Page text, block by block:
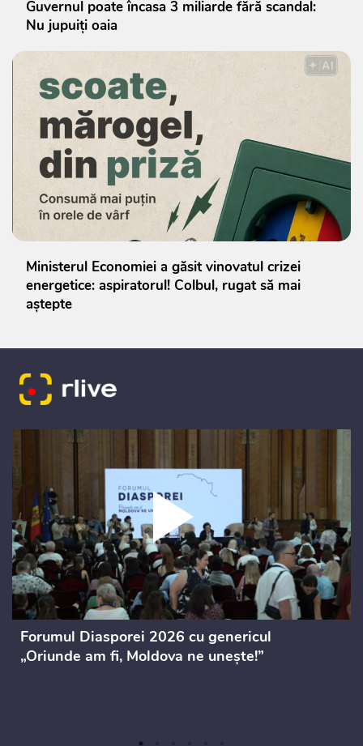
Guvernul poate încasa 3 miliarde fără scandal:
Nu jupuiți oaia
Ministerul Economiei a găsit vinovatul crizei
energetice: aspiratorul! Colbul, rugat să mai
aștepte
Forumul Diasporei 2026 cu genericul
„Oriunde am fi, Moldova ne unește!”